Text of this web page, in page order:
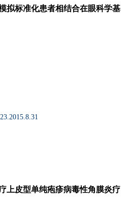
拟标准化患者相结合在眼科学基
上皮型单纯疱疹病毒性角膜炎疗